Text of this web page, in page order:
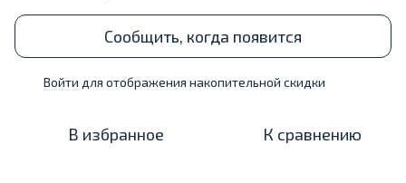
Сообщить, когда появится
Войти для отображения накопительной скидки
В избранное К сравнению